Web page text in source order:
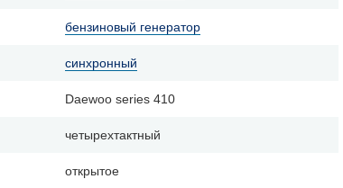
бензиновый генератор
синхронный
Daewoo series 410
четырехтактный
открытое